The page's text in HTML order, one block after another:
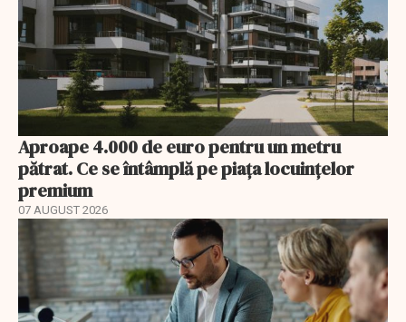
Aproape 4.000 de euro pentru un metru
pătrat. Ce se întâmplă pe piața locuințelor
premium
07 AUGUST 2026